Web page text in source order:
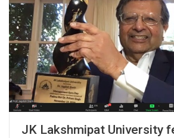
JK Lakshmipat University